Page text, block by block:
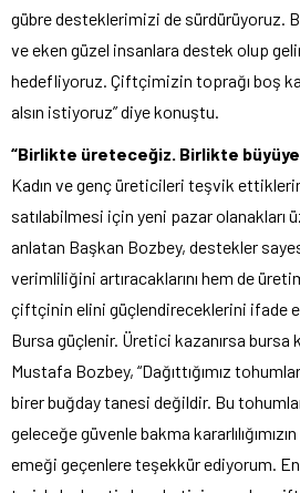
gübre desteklerimizi de sürdürüyoruz.
ve eken güzel insanlara destek olup
hedefliyoruz. Çiftçimizin toprağı boş
alsın istiyoruz” diye konuştu.
“Birlikte üreteceğiz. Birlikte
Kadın ve genç üreticileri teşvik
satılabilmesi için yeni pazar olanakları
anlatan Başkan Bozbey, destekler
verimliliğini artıracaklarını hem de
çiftçinin elini güçlendireceklerini ifade
Bursa güçlenir. Üretici kazanırsa bursa
Mustafa Bozbey, “Dağıttığımız
birer buğday tanesi değildir. Bu
geleceğe güvenle bakma
emeği geçenlere teşekkür ediyorum.